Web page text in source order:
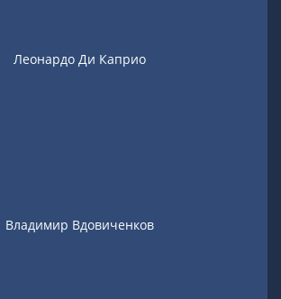
Леонардо Ди Каприо
Владимир Вдовиченков